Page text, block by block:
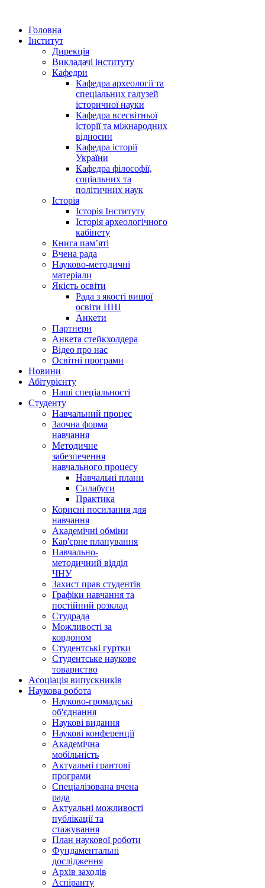
Головна
Інститут
Дирекція
Викладачі інституту
Кафедри
Кафедра археології та
спеціальних галузей
історичної науки
Кафедра всесвітньої
історії та міжнародних
відносин
Кафедра історії
України
Кафедра філософії,
соціальних та
політичних наук
Історія
Історія Інституту
Історія археологічного
кабінету
Книга памʼяті
Вчена рада
Науково-методичні
матеріали
Якість освіти
Рада з якості вищої
освіти ННІ
Анкети
Партнери
Анкета стейкхолдера
Відео про нас
Освітні програми
Hовини
Абітурієнту
Наші спеціальності
Студенту
Навчальний процес
Заочна форма
навчання
Методичне
забезпечення
навчального процесу
Навчальні плани
Силабуси
Практика
Корисні посилання для
навчання
Академічні обміни
Кар'єрне планування
Навчально-
методичний відділ
ЧНУ
Захист прав студентів
Графіки навчання та
постійний розклад
Студрада
Можливості за
кордоном
Студентські гуртки
Студентське наукове
товариство
Асоціація випускників
Наукова робота
Науково-громадські
об'єднання
Наукові видання
Наукові конференції
Академічна
мобільність
Актуальні грантові
програми
Спеціалізована вчена
рада
Актуальні можливості
публікації та
стажування
План наукової роботи
Фундаментальні
дослідження
Архів заходів
Аспіранту